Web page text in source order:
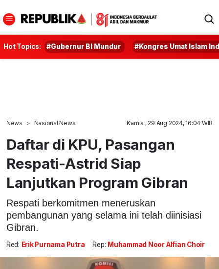
Hot Topics: #Gubernur BI Mundur #Kongres Umat Islam
News Nasional News Kamis , 29 Aug 2024, 16:04 WIB
Daftar di KPU, Pasangan
Respati-Astrid Siap
Lanjutkan Program Gibran
Respati berkomitmen meneruskan
pembangunan yang selama ini telah diinisiasi
Gibran.
Red: Erik Purnama Putra Rep: Muhammad Noor Alfian Choir